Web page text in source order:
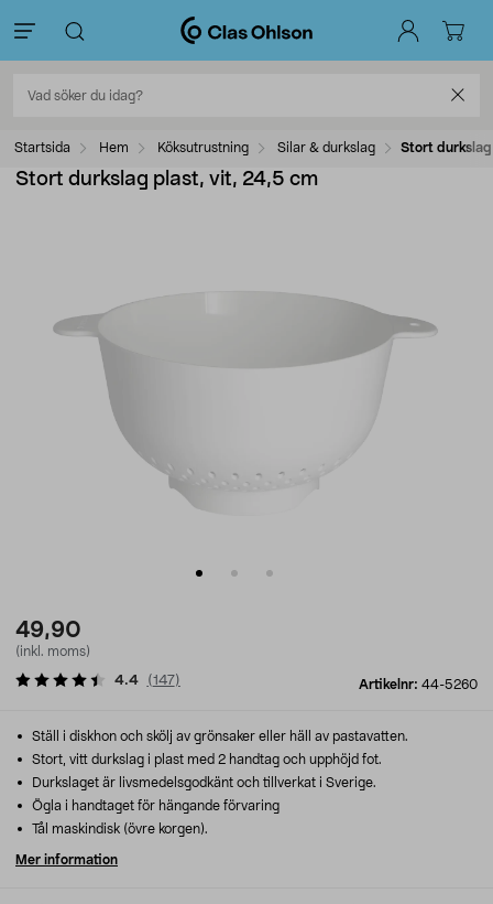
Startsida Hem Köksutrustning Silar & durkslag Stort
Stort durkslag plast, vit, 24,5 cm
49,90
(inkl. moms)
Artikelnr: 44-5260
4.4 (147)
Ställ i diskhon och skölj av grönsaker eller häll av pastavatten.
Stort, vitt durkslag i plast med 2 handtag och upphöjd fot.
Durkslaget är livsmedelsgodkänt och tillverkat i Sverige.
Ögla i handtaget för hängande förvaring
Tål maskindisk (övre korgen).
Mer information